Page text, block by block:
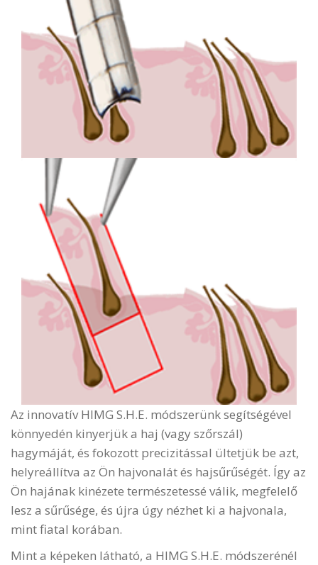
Az innovatív HIMG S.H.E. módszerünk segítségével
könnyedén kinyerjük a haj (vagy szőrszál)
hagymáját, és fokozott precizitással ültetjük be azt,
helyreállítva az Ön hajvonalát és hajsűrűségét. Így az
Ön hajának kinézete természetessé válik, megfelelő
lesz a sűrűsége, és újra úgy nézhet ki a hajvonala,
mint fiatal korában.
Mint a képeken látható, a HIMG S.H.E. módszerénél